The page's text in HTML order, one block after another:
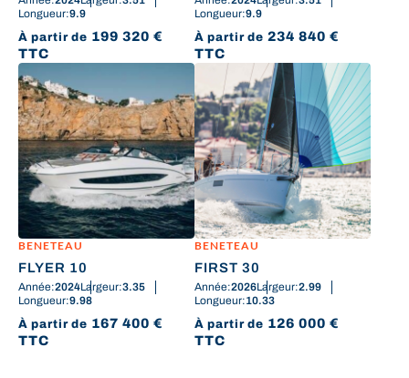
Longueur:9.9
À partir de 199 320 €
TTC
Longueur:9.9
À partir de 234 840 €
TTC
BENETEAU
FLYER 10
Année:2024Largeur:3.35
Longueur:9.98
À partir de 167 400 €
TTC
BENETEAU
FIRST 30
Année:2026Largeur:2.99
Longueur:10.33
À partir de 126 000 €
TTC